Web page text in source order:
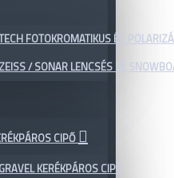
FOTOKROMATIKUS ÉS
ZEISS / SONAR LENCSÉS SÍ,
CIPŐ
GRAVEL KERÉKPÁROS CIPŐ